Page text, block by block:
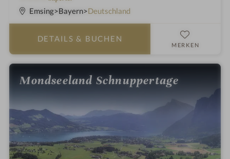
S
t
n
Emsing Bayern Deutschland
DETAILS & BUCHEN
MERKEN
Mondseeland Schnuppertage